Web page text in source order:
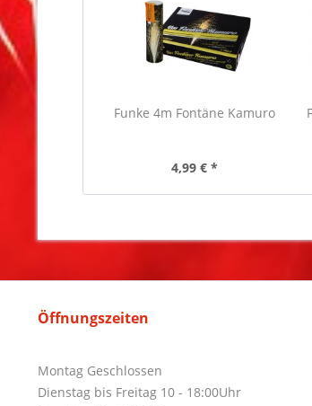
Funke 4m Fontäne Kamuro
4,99 € *
Öffnungszeiten
Montag Geschlossen
Dienstag bis Freitag 10 - 18:00Uhr